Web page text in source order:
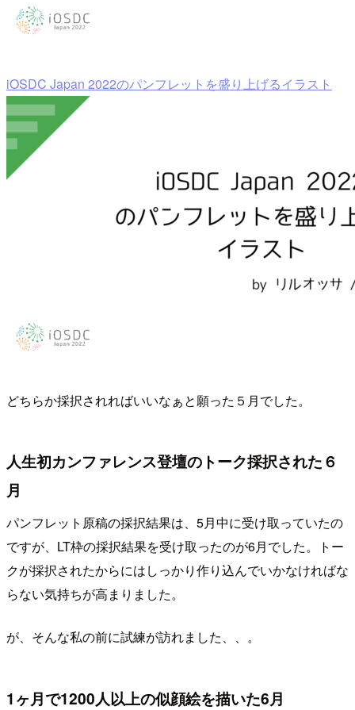
iOSDC Japan 2022のパンフレットを盛り上げるイラスト
どちらか採択されればいいなぁと願った５月でした。
人生初カンファレンス登壇のトーク採択された６
月
パンフレット原稿の採択結果は、5月中に受け取っていたの
ですが、LT枠の採択結果を受け取ったのが6月でした。トー
クが採択されたからにはしっかり作り込んでいかなければな
らない気持ちが高まりました。
が、そんな私の前に試練が訪れました、、。
1ヶ月で1200人以上の似顔絵を描いた6月